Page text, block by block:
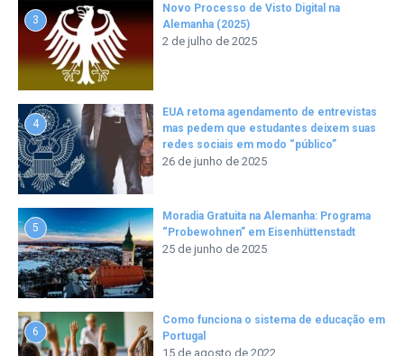
3
Novo Processo de Visto Digital na
Alemanha (2025)
2 de julho de 2025
4
EUA retoma agendamento de entrevistas
mas pedem que estudantes deixem suas
redes sociais em modo “público”
26 de junho de 2025
5
Moradia Gratuita na Alemanha: Programa
“Probewohnen” em Eisenhüttenstadt
25 de junho de 2025
6
Como funciona o sistema de educação em
Portugal
15 de agosto de 2022